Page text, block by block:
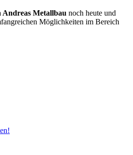
Andreas Metallbau noch heute und
Möglichkeiten im Bereich